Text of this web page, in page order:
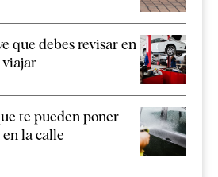
que debes revisar en
viajar
te pueden poner
la calle